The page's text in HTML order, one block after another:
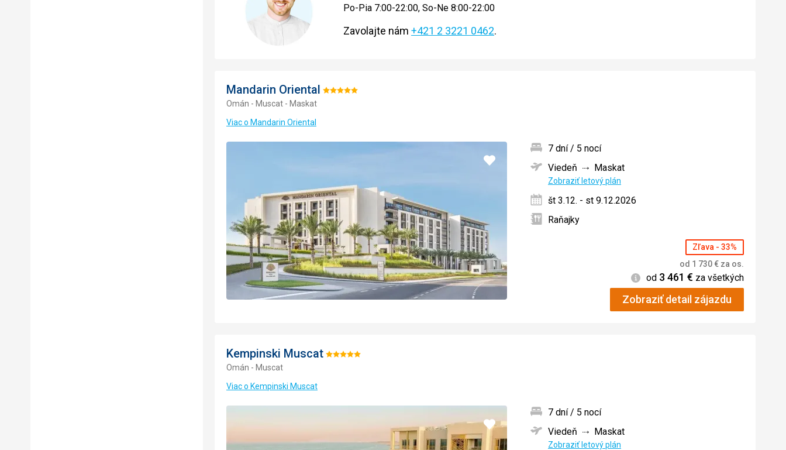
Po-Pia 7:00-22:00, So-Ne 8:00-22:00
Zavolajte nám +421 2 3221 0462.
Mandarin Oriental Hodnotenie:
Omán - Muscat - Maskat
Viac o Mandarin Oriental
Pridať
7 dní / 5 nocí
Viedeň
Maskat
Zobraziť letový plán
št 3.12. - st 9.12.2026
Raňajky
Zľava - 33%
od 1 730€ za os.
Informácie
od 3 461 € za všetkých
Zobraziť detail zájazdu
Kempinski Muscat Hodnotenie:
Omán - Muscat
Viac o Kempinski Muscat
Pridať
obľúbených
7 dní / 5 nocí
Viedeň
Maskat
Zobraziť letový plán